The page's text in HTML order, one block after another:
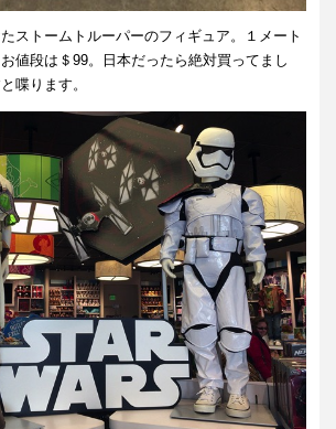
ストームトルーパーのフィギュア。１メート
値段は＄99。日本だったら絶対買ってまし
喋ります。